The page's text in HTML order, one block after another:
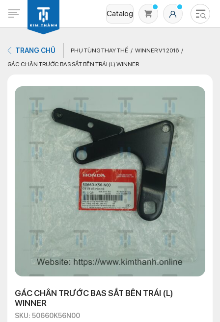
Catalog
Không có sản phẩm nào trong giỏ hàng
TRANG CHỦ PHỤ TÙNG THAY THẾ
WINNER V1 2016
GÁC CHÂN TRƯỚC BAS SẮT BÊN TRÁI (L) WINNER
GÁC CHÂN TRƯỚC BAS SẮT BÊN TRÁI (L)
WINNER
SKU: 50660K56N00